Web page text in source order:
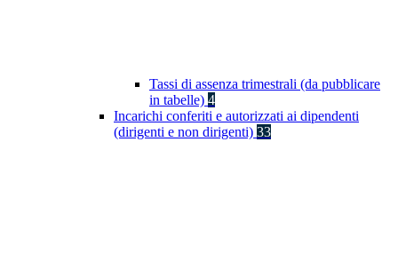
Tassi di assenza trimestrali (da pubblicare
in tabelle) 4
Incarichi conferiti e autorizzati ai dipendenti
(dirigenti e non dirigenti) 33